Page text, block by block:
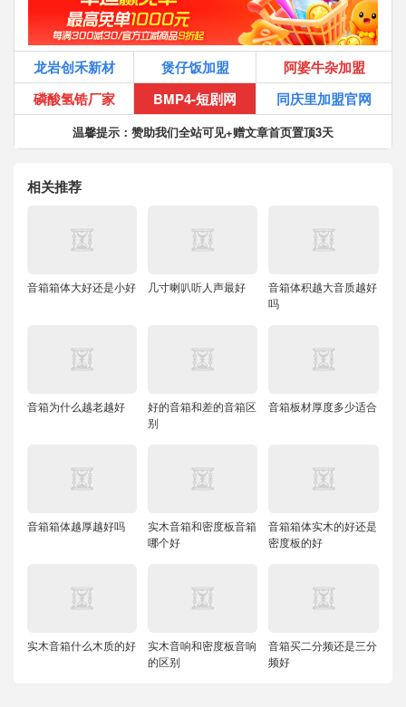
龙岩创禾新材 煲仔饭加盟
阿婆牛杂加盟
磷酸氢锆厂家
BMP4-短剧网 同庆里加盟官网
温馨提示：赞助我们全站可见+赠文章首页置顶3天
相关推荐
音箱箱体大好还是小好 几寸喇叭听人声最好
音箱体积越大音质越好
吗
音箱为什么越老越好
好的音箱和差的音箱区
别
音箱板材厚度多少适合
音箱箱体越厚越好吗
实木音箱和密度板音箱
哪个好
音箱箱体实木的好还是
密度板的好
实木音箱什么木质的好
实木音响和密度板音响
的区别
音箱买二分频还是三分
频好